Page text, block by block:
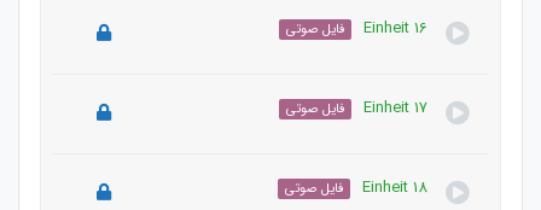
این بخش خصوصی می باشد. برای دسترسی کامل به دروس
Einheit 16 فایل صوتی
این بخش خصوصی می باشد. برای دسترسی کامل به دروس
Einheit 17 فایل صوتی
این بخش خصوصی می باشد. برای دسترسی کامل به دروس
Einheit 18 فایل صوتی